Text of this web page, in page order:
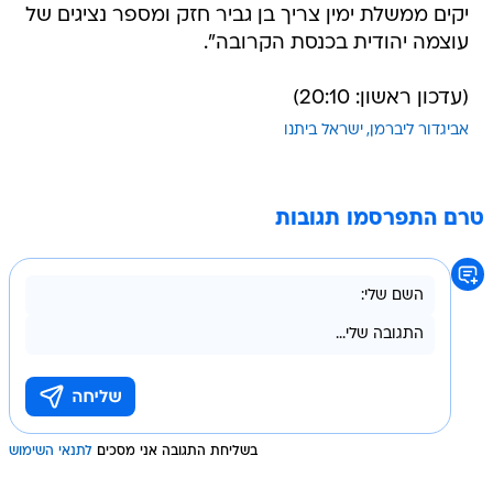
יקים ממשלת ימין צריך בן גביר חזק ומספר נציגים של
עוצמה יהודית בכנסת הקרובה".
(עדכון ראשון: 20:10)
אביגדור ליברמן ישראל ביתנו
טרם התפרסמו תגובות
בשליחת התגובה אני מסכים לתנאי השימוש